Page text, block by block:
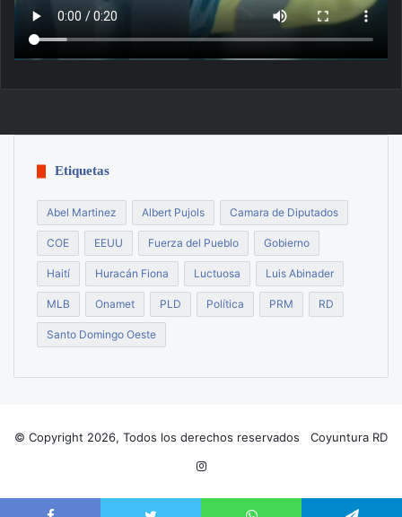
Etiquetas
Abel Martinez Albert Pujols Camara de Diputados
COE EEUU Fuerza del Pueblo Gobierno
Haití Huracán Fiona Luctuosa Luis Abinader
MLB Onamet PLD Política PRM RD
Santo Domingo Oeste
© Copyright 2026, Todos los derechos reservados Coyuntura RD
Instagram